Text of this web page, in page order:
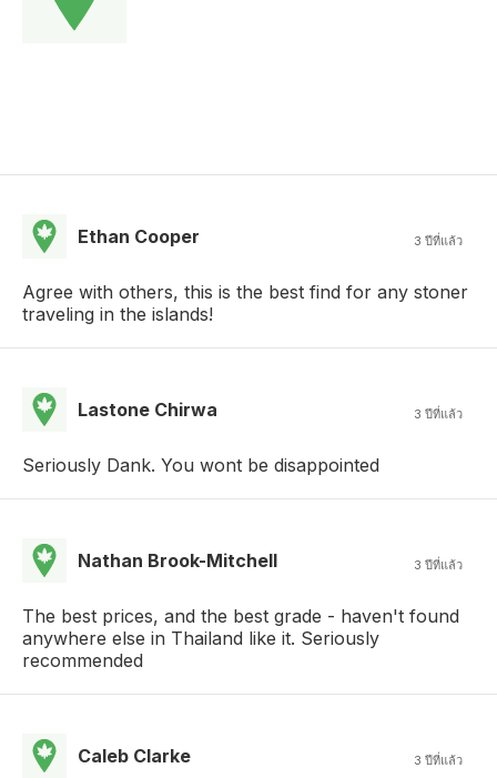
Ethan Cooper 3 ปีที่แล้ว
Agree with others, this is the best find for any stoner
traveling in the islands!
Lastone Chirwa 3 ปีที่แล้ว
Seriously Dank. You wont be disappointed
Nathan Brook-Mitchell 3 ปีที่แล้ว
The best prices, and the best grade - haven't found
anywhere else in Thailand like it. Seriously
recommended
Caleb Clarke 3 ปีที่แล้ว